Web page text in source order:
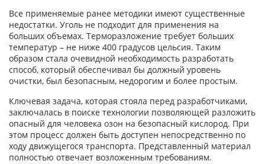
Все применяемые ранее методики имеют существенные
недостатки. Уголь не подходит для применения на
больших объемах. Терморазложение требует больших
температур – не ниже 400 градусов цельсия. Таким
образом стала очевидной необходимость разработать
способ, который обеспечивал бы должный уровень
очистки, был безопасным, недорогим и более простым.
Ключевая задача, которая стояла перед разработчиками,
заключалась в поиске технологии позволяющей разложить
опасный для человека озон на безопасный кислород. При
этом процесс должен быть доступен непосредственно по
ходу движущегося транспорта. Представленный материал
полностью отвечает возложенным требованиям.